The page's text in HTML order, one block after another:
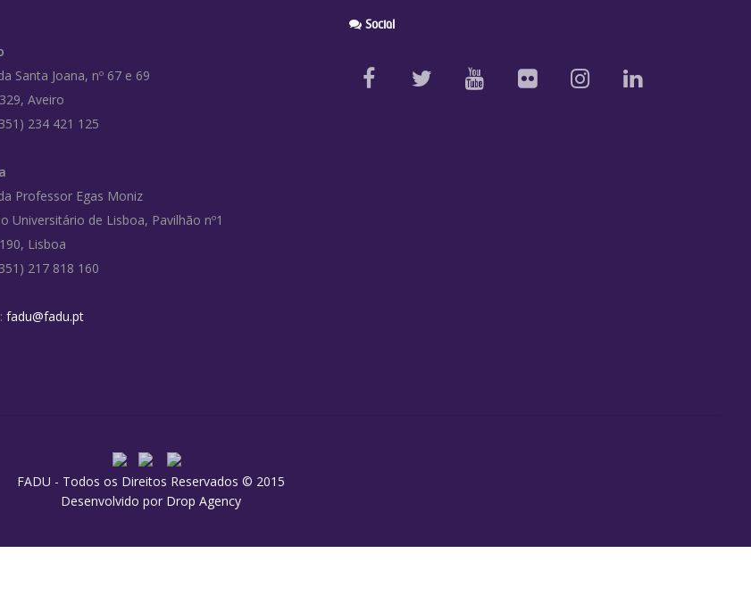
Santa Joana, nº 67 e 69
Aveiro
234 421 125
Professor Egas Moniz
Universitário de Lisboa, Pavilhão nº1
Lisboa
217 818 160
fadu@fadu.pt
Social
FADU - Todos os Direitos Reservados © 2015
Desenvolvido por Drop Agency